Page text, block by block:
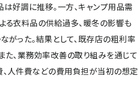
好調に推移。一方、キャンプ用品需
る衣料品の供給過多、暖冬の影響も
った。結果として、既存店の粗利率
た、業務効率改善の取り組みを通じて
人件費などの費用負担が当初の想定